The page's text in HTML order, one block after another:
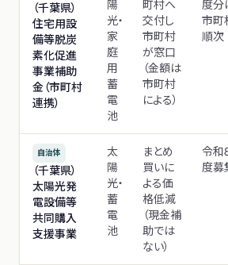
（千葉県）
住宅用設
備等脱炭
素化促進
事業補助
金（市町村
連携）
陽
光・
家
庭
用
蓄
電
池
町村へ
交付し
市町村
が窓口
（金額は
市町村
による）
度分
市町
順次
自治体
（千葉県）
太陽光発
電設備等
共同購入
支援事業
太
陽
光・
蓄
電
池
まとめ
買いに
よる価
格低減
（現金補
助では
ない）
令和
度募